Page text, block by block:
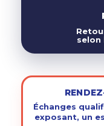
selon
Échanges
exposant, un